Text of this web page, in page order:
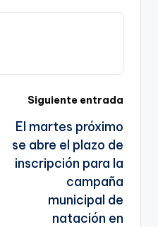
a
p
p
o
Tr
a
n
sl
a
te
ar
Siguiente entrada
El martes próximo
se abre el plazo de
inscripción para la
campaña
municipal de
natación en